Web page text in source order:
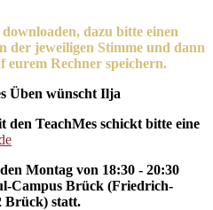
dazu bitte einen
der jeweiligen Stimme und dann
Rechner speichern.
Üben wünscht Ilja
den TeachMes schickt bitte eine
Montag von 18:30 - 20:30
Campus Brück (Friedrich-
Brück) statt.